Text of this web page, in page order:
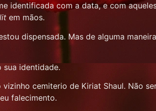
identificada com a data, e com
em mãos.
dispensada. Mas de alguma
identidade.
cemiterio de Kiriat Shaul. Não
falecimento.